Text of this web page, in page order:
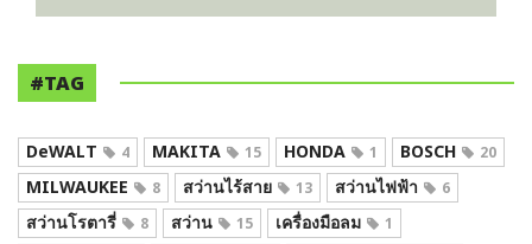
#TAG
DeWALT 4 MAKITA 15 HONDA 1 BOSCH 20
MILWAUKEE 8 สว่านไร้สาย 13 สว่านไฟฟ้า 6
สว่านโรตารี่ 8 สว่าน 15 เครื่องมือลม 1